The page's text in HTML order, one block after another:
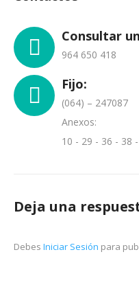
Consultar
964 650 418
Fijo:
(064) – 247087
Anexos:
10 - 29 - 36 - 38
Deja una
Debes Iniciar Sesión para